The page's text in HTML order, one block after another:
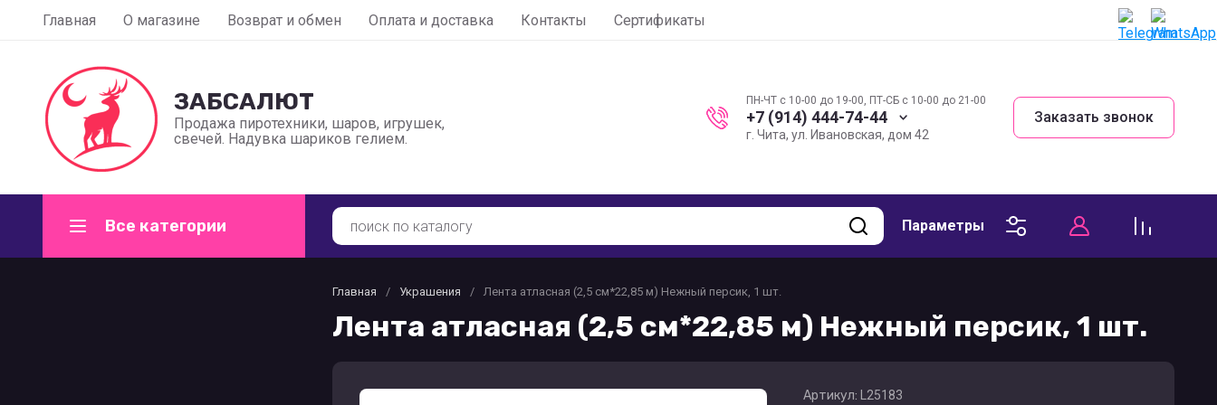
Главная О магазине Возврат и обмен Оплата и доставка Контакты Сертификаты
ЗАБСАЛЮТ
Продажа пиротехники, шаров, игрушек,
свечей. Надувка шариков гелием.
ПН-ЧТ с 10-00 до 19-00, ПТ-СБ с 10-00 до 21-00
+7 (914) 444-74-44
г. Чита, ул. Ивановская, дом 42
Заказать звонок
Все категории Параметры
Главная / Украшения / Лента атласная (2,5 см*22,85 м) Нежный персик, 1 шт.
Лента атласная (2,5 см*22,85 м) Нежный персик, 1 шт.
Артикул: L25183